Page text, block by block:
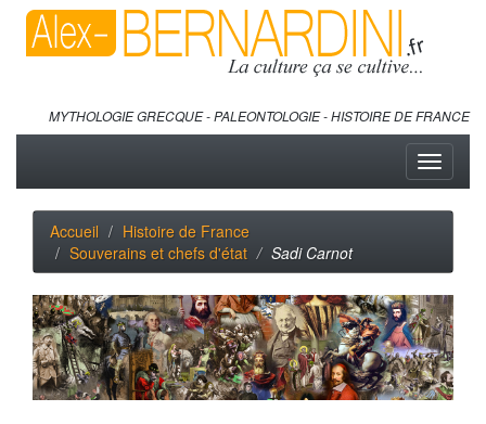
MYTHOLOGIE GRECQUE - PALEONTOLOGIE - HISTOIRE DE FRANCE
Toggle
Accueil
Histoire de France
Souverains et chefs d'état
Sadi Carnot